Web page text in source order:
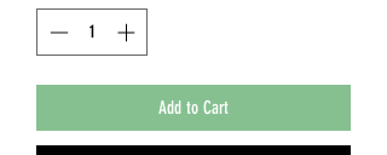
Add to Cart